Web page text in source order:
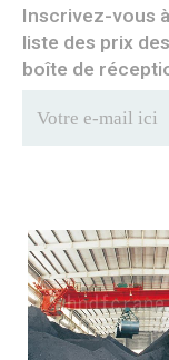
Inscrivez-vous
liste des prix
boîte de